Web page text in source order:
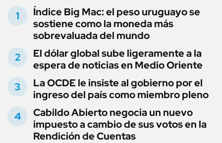
Índice Big Mac: el peso uruguayo se
sostiene como la moneda más
sobrevaluada del mundo
El dólar global sube ligeramente a la
espera de noticias en Medio Oriente
La OCDE le insiste al gobierno por el
ingreso del país como miembro pleno
Cabildo Abierto negocia un nuevo
impuesto a cambio de sus votos en la
Rendición de Cuentas